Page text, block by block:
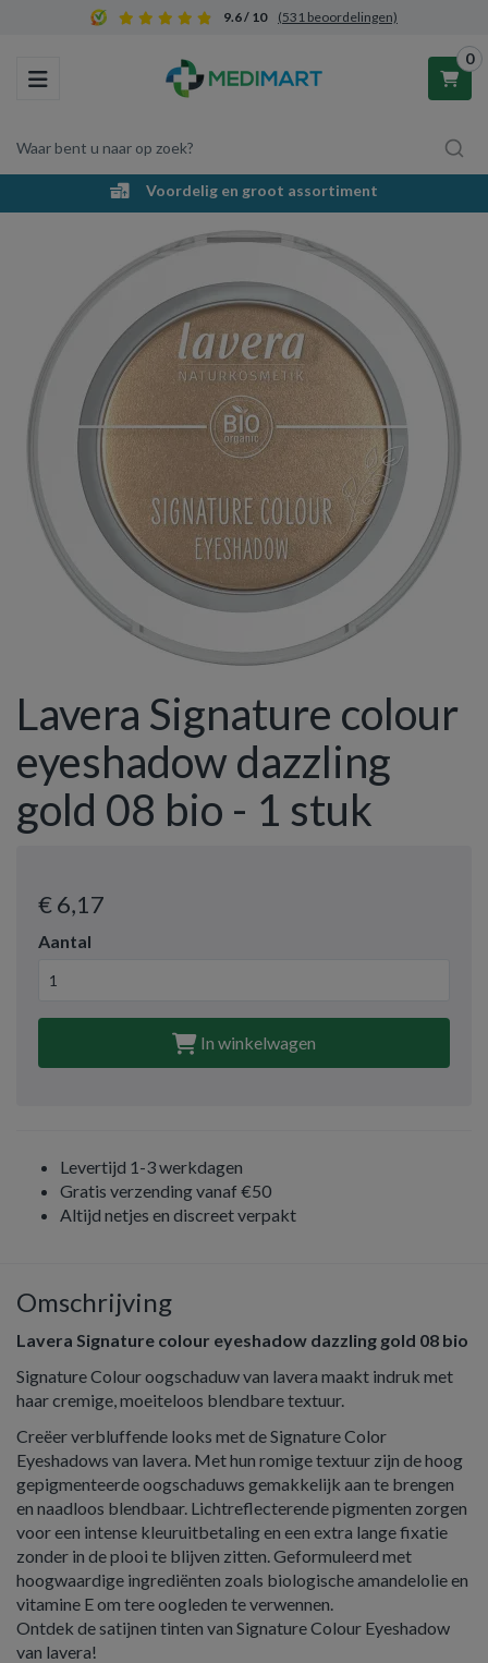
9.6 / 10 (531 beoordelingen)
Toggle navigation
Waar bent u naar op zoek?
0
Winkelwagen
Uw winkelwagen is leeg.
Vul hem met producten.
Voordelig en groot assortiment
Lavera Signature colour
eyeshadow dazzling
gold 08 bio - 1 stuk
€ 6,17
Aantal
In winkelwagen
Levertijd 1-3 werkdagen
Gratis verzending vanaf €50
Altijd netjes en discreet verpakt
Omschrijving
Lavera Signature colour eyeshadow dazzling gold 08 bio
Signature Colour oogschaduw van lavera maakt indruk met
haar cremige, moeiteloos blendbare textuur.
Creëer verbluffende looks met de Signature Color
Eyeshadows van lavera. Met hun romige textuur zijn de hoog
gepigmenteerde oogschaduws gemakkelijk aan te brengen
en naadloos blendbaar. Lichtreflecterende pigmenten zorgen
voor een intense kleuruitbetaling en een extra lange fixatie
zonder in de plooi te blijven zitten. Geformuleerd met
hoogwaardige ingrediënten zoals biologische amandelolie en
vitamine E om tere oogleden te verwennen.
Ontdek de satijnen tinten van Signature Colour Eyeshadow
van lavera!